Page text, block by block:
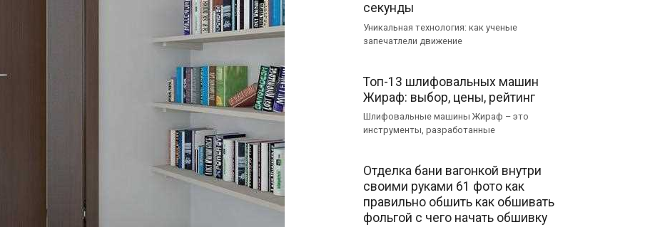
секунды
Уникальная технология: как ученые
запечатлели движение
Топ-13 шлифовальных машин
Жираф: выбор, цены, рейтинг
Шлифовальные машины Жираф – это
инструменты, разработанные
Отделка бани вагонкой внутри
своими руками 61 фото как
правильно обшить как обшивать
фольгой с чего начать обшивку